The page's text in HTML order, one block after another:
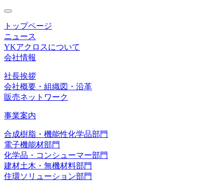
toggle
navigation
トップページ
ニュース
YKアクロスについて
会社情報
社長挨拶
会社概要・組織図・沿革
販売ネットワーク
事業案内
合成樹脂・機能性化学品部門
電子機能材部門
化学品・コンシューマー部門
建材土木・無機材料部門
住環ソリューション部門